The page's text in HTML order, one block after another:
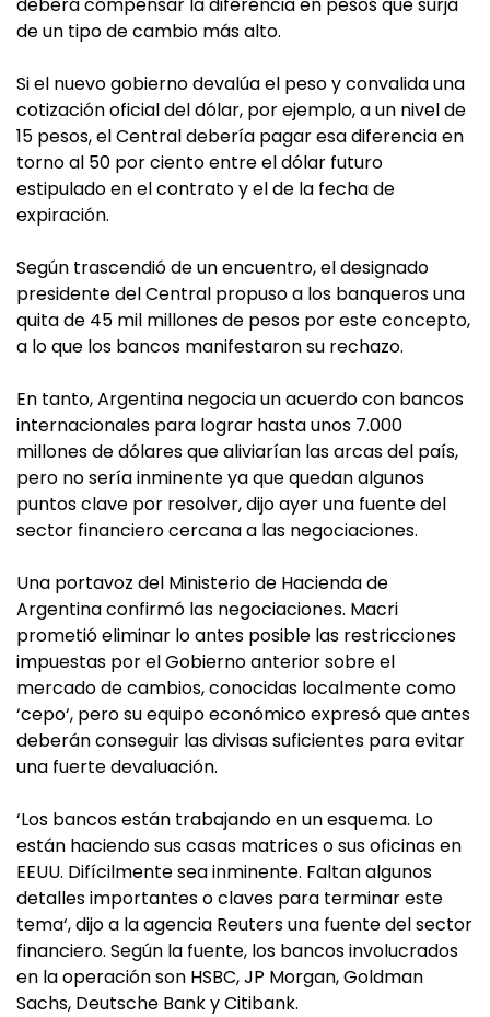
de un tipo de cambio más alto.
Si el nuevo gobierno devalúa el peso y convalida una
cotización oficial del dólar, por ejemplo, a un nivel de
15 pesos, el Central debería pagar esa diferencia en
torno al 50 por ciento entre el dólar futuro
estipulado en el contrato y el de la fecha de
expiración.
Según trascendió de un encuentro, el designado
presidente del Central propuso a los banqueros una
quita de 45 mil millones de pesos por este concepto,
a lo que los bancos manifestaron su rechazo.
En tanto, Argentina negocia un acuerdo con bancos
internacionales para lograr hasta unos 7.000
millones de dólares que aliviarían las arcas del país,
pero no sería inminente ya que quedan algunos
puntos clave por resolver, dijo ayer una fuente del
sector financiero cercana a las negociaciones.
Una portavoz del Ministerio de Hacienda de
Argentina confirmó las negociaciones. Macri
prometió eliminar lo antes posible las restricciones
impuestas por el Gobierno anterior sobre el
mercado de cambios, conocidas localmente como
‘cepo‘, pero su equipo económico expresó que antes
deberán conseguir las divisas suficientes para evitar
una fuerte devaluación.
‘Los bancos están trabajando en un esquema. Lo
están haciendo sus casas matrices o sus oficinas en
EEUU. Difícilmente sea inminente. Faltan algunos
detalles importantes o claves para terminar este
tema‘, dijo a la agencia Reuters una fuente del sector
financiero. Según la fuente, los bancos involucrados
en la operación son HSBC, JP Morgan, Goldman
Sachs, Deutsche Bank y Citibank.